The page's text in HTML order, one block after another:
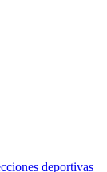
deportivas